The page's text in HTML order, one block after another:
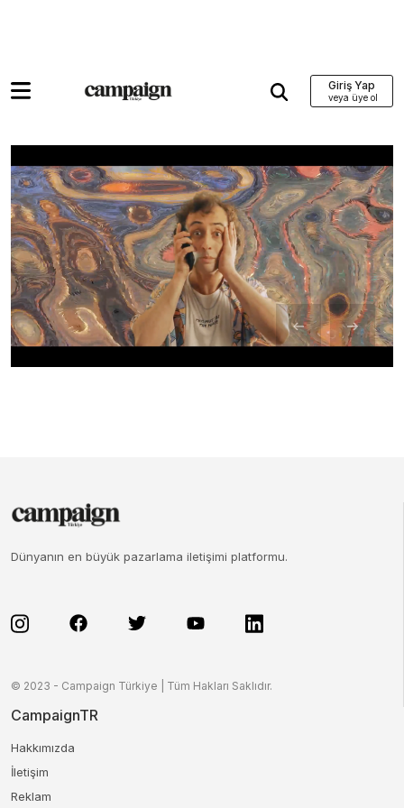
Giriş Yap
Dünyanın en büyük pazarlama iletişimi platformu.
© 2023 - Campaign Türkiye | Tüm Hakları Saklıdır.
CampaignTR
Hakkımızda
İletişim
Reklam